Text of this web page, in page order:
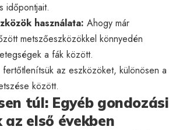
időpontjait.
használata: Ahogy már
metszőeszközökkel könnyedén
a fák között.
az eszközöket, különösen a
között.
túl: Egyéb gondozási
első években